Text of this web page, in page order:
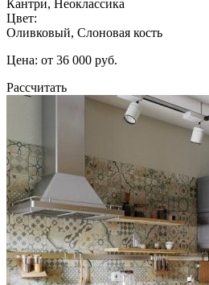
Кантри, Неоклассика
Цвет:
Оливковый, Слоновая кость
Цена: от 36 000 руб.
Рассчитать